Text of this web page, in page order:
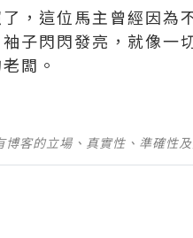
，這位馬主曾經因為
子閃閃發亮，就像一
闆。
客的立場、真實性、準確性